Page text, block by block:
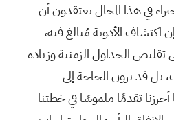
في هذا المجال يعتقدون أن
اكتشاف الأدوية مُبالغ فيه،
تقليص الجداول الزمنية وزيادة
بل قد يرون الحاجة إلى
تقدمًا ملموسًا في خطتنا